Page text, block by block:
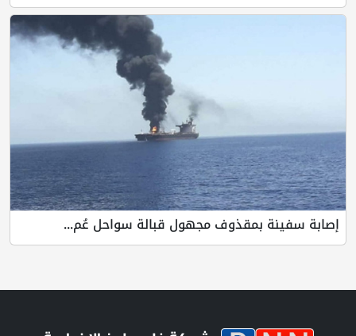
إصابة سفينة بمقذوف مجهول قبالة سواحل عُم...